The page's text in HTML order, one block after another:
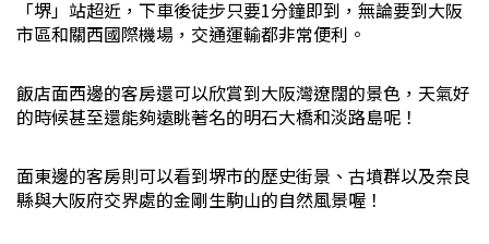
「堺」站超近，下車後徒步只要1分鐘即到，無論要到大阪
市區和關西國際機場，交通運輸都非常便利。
飯店面西邊的客房還可以欣賞到大阪灣遼闊的景色，天氣好
的時候甚至還能夠遠眺著名的明石大橋和淡路島呢！
面東邊的客房則可以看到堺市的歷史街景、古墳群以及奈良
縣與大阪府交界處的金剛生駒山的自然風景喔！